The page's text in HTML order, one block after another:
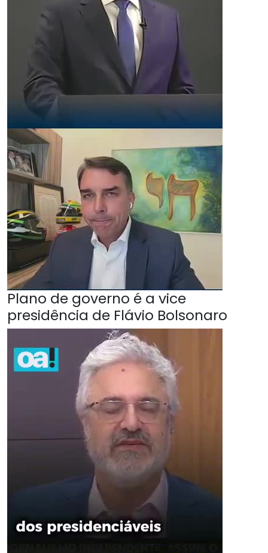
Plano de governo é a vice
presidência de Flávio Bolsonaro